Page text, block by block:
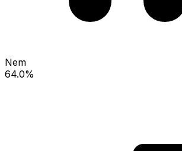
Nem
64.0%